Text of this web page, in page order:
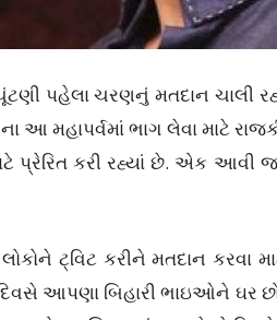
પહેલા ચરણનું મતદાન ચાલી
આ મહાપર્વમાં ભાગ લેવા માટે
પ્રેરિત કરી રહ્યાં છે. એક
ટ્વિટ કરીને મતદાન કરવા
આપણા બિહારી ભાઇઓને ઘર